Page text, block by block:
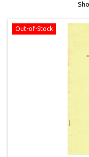
Out-of-Stock